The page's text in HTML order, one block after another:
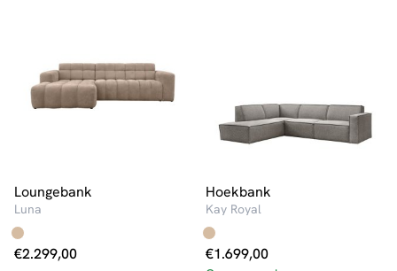
Loungebank
Luna
€2.299,00
Hoekbank
Kay Royal
€1.699,00